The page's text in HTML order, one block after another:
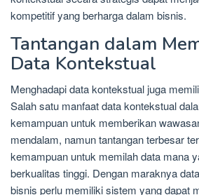
kompetitif yang berharga dalam bisnis.
Tantangan dalam
Data Kontekstual
Menghadapi data kontekstual juga
Salah satu manfaat data kontekstual
kemampuan untuk memberikan
mendalam, namun tantangan terbesar
kemampuan untuk memilah data mana
berkualitas tinggi. Dengan maraknya
bisnis perlu memiliki sistem yang dapat